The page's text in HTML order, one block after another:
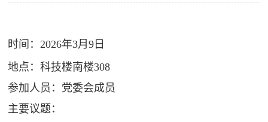
时间：2026年3月9日
地点：科技楼南楼308
参加人员：党委会成员
主要议题：